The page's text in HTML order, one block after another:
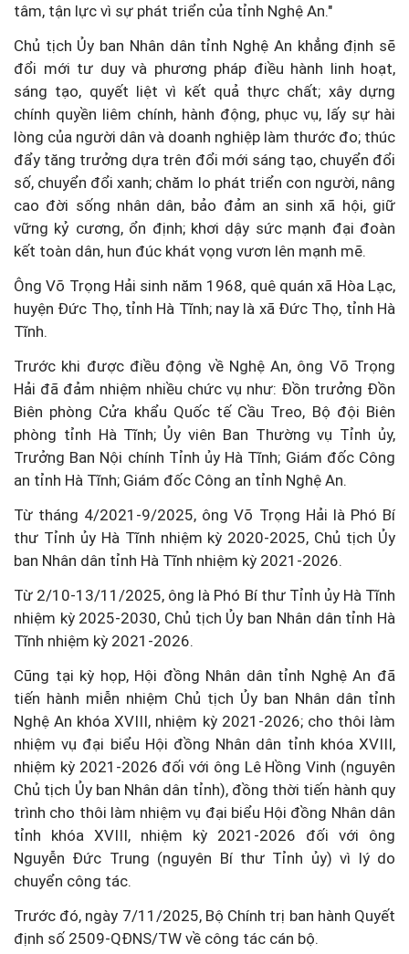
tâm, tận lực vì sự phát triển của tỉnh Nghệ An."
Chủ tịch Ủy ban Nhân dân tỉnh Nghệ An khẳng định sẽ
đổi mới tư duy và phương pháp điều hành linh hoạt,
sáng tạo, quyết liệt vì kết quả thực chất; xây dựng
chính quyền liêm chính, hành động, phục vụ, lấy sự hài
lòng của người dân và doanh nghiệp làm thước đo; thúc
đẩy tăng trưởng dựa trên đổi mới sáng tạo, chuyển đổi
số, chuyển đổi xanh; chăm lo phát triển con người, nâng
cao đời sống nhân dân, bảo đảm an sinh xã hội, giữ
vững kỷ cương, ổn định; khơi dậy sức mạnh đại đoàn
kết toàn dân, hun đúc khát vọng vươn lên mạnh mẽ.
Ông Võ Trọng Hải sinh năm 1968, quê quán xã Hòa Lạc,
huyện Đức Thọ, tỉnh Hà Tĩnh; nay là xã Đức Thọ, tỉnh Hà
Tĩnh.
Trước khi được điều động về Nghệ An, ông Võ Trọng
Hải đã đảm nhiệm nhiều chức vụ như: Đồn trưởng Đồn
Biên phòng Cửa khẩu Quốc tế Cầu Treo, Bộ đội Biên
phòng tỉnh Hà Tĩnh; Ủy viên Ban Thường vụ Tỉnh ủy,
Trưởng Ban Nội chính Tỉnh ủy Hà Tĩnh; Giám đốc Công
an tỉnh Hà Tĩnh; Giám đốc Công an tỉnh Nghệ An.
Từ tháng 4/2021-9/2025, ông Võ Trọng Hải là Phó Bí
thư Tỉnh ủy Hà Tĩnh nhiệm kỳ 2020-2025, Chủ tịch Ủy
ban Nhân dân tỉnh Hà Tĩnh nhiệm kỳ 2021-2026.
Từ 2/10-13/11/2025, ông là Phó Bí thư Tỉnh ủy Hà Tĩnh
nhiệm kỳ 2025-2030, Chủ tịch Ủy ban Nhân dân tỉnh Hà
Tĩnh nhiệm kỳ 2021-2026.
Cũng tại kỳ họp, Hội đồng Nhân dân tỉnh Nghệ An đã
tiến hành miễn nhiệm Chủ tịch Ủy ban Nhân dân tỉnh
Nghệ An khóa XVIII, nhiệm kỳ 2021-2026; cho thôi làm
nhiệm vụ đại biểu Hội đồng Nhân dân tỉnh khóa XVIII,
nhiệm kỳ 2021-2026 đối với ông Lê Hồng Vinh (nguyên
Chủ tịch Ủy ban Nhân dân tỉnh), đồng thời tiến hành quy
trình cho thôi làm nhiệm vụ đại biểu Hội đồng Nhân dân
tỉnh khóa XVIII, nhiệm kỳ 2021-2026 đối với ông
Nguyễn Đức Trung (nguyên Bí thư Tỉnh ủy) vì lý do
chuyển công tác.
Trước đó, ngày 7/11/2025, Bộ Chính trị ban hành Quyết
định số 2509-QĐNS/TW về công tác cán bộ.